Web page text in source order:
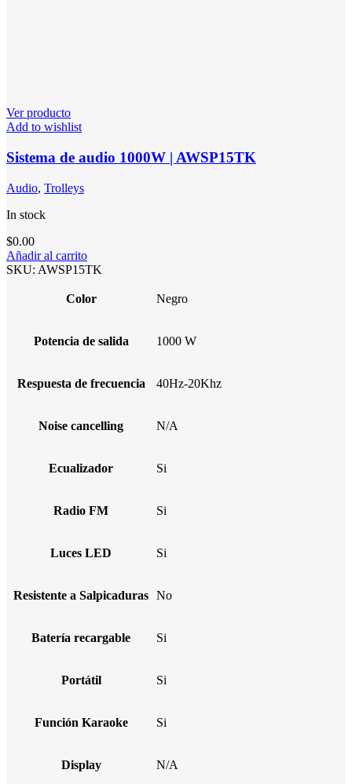
Ver producto
Add to wishlist
Sistema de audio 1000W | AWSP15TK
Audio, Trolleys
In stock
$0.00
Añadir al carrito
SKU: AWSP15TK
Color Negro
Potencia de salida 1000 W
Respuesta de frecuencia 40Hz-20Khz
Noise cancelling N/A
Ecualizador Si
Radio FM Si
Luces LED Si
Resistente a Salpicaduras No
Batería recargable Si
Portátil Si
Función Karaoke Si
Display N/A